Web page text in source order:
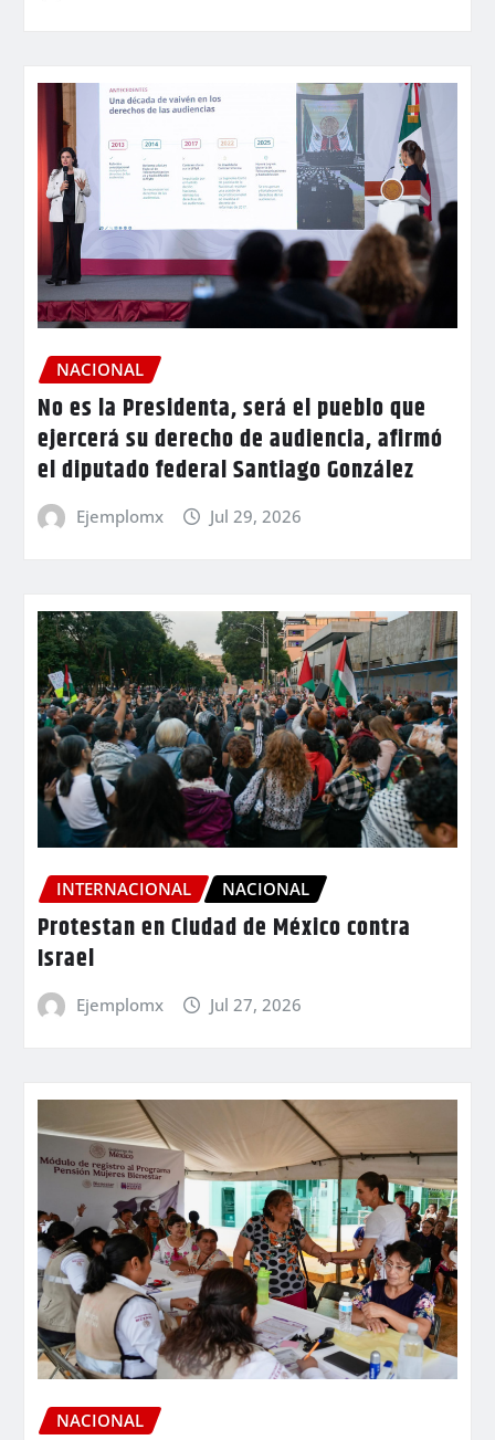
NACIONAL
No es la Presidenta, será el pueblo que
ejercerá su derecho de audiencia, afirmó
el diputado federal Santiago González
Ejemplomx Jul 29, 2026
INTERNACIONAL NACIONAL
Protestan en Ciudad de México contra
Israel
Ejemplomx Jul 27, 2026
NACIONAL